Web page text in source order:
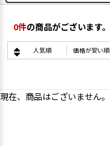
0件の商品がございます。
人気順 価格が安い順
現在、商品はございません。